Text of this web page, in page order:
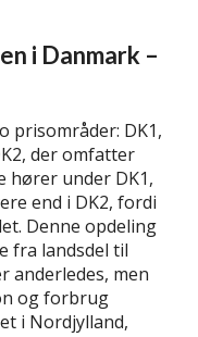
i Danmark –
prisområder: DK1,
der omfatter
hører under DK1,
end i DK2, fordi
Denne opdeling
fra landsdel til
anderledes, men
og forbrug
i Nordjylland,